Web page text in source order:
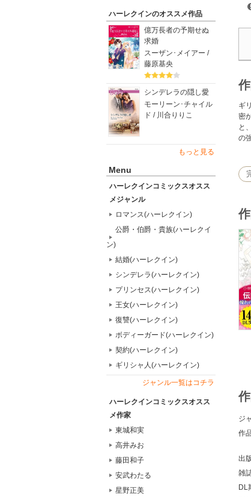
ハーレクインのオススメ作品
億万長者の予期せぬ
求婚
スーザン･メイアー /
藤原基央
シンデレラの隠し愛
モーリーン･チャイル
ド / 川合りりこ
もっと見る
Menu
ハーレクインコミックスオスス
メジャンル
ロマンス(ハーレクイン)
公爵・伯爵・貴族(ハーレクイ
ン)
結婚(ハーレクイン)
シンデレラ(ハーレクイン)
プリンセス(ハーレクイン)
王女(ハーレクイン)
復讐(ハーレクイン)
ボディーガード(ハーレクイン)
契約(ハーレクイン)
ギリシャ人(ハーレクイン)
ジャンル一覧はコチラ
ハーレクインコミックスオスス
メ作家
東城和実
高井みお
藤田和子
安武わたる
星野正美
ギ
密
と
の
ジ
作
出
雑
DL